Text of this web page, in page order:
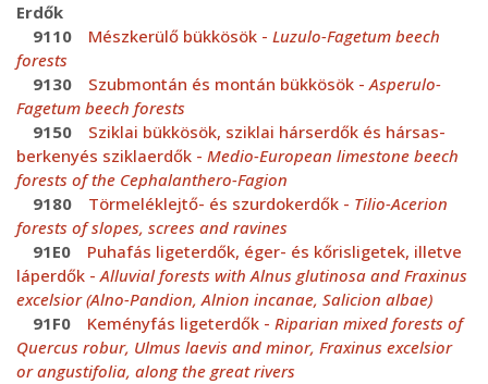
Erdők
9110
Mészkerülő bükkösök - Luzulo-Fagetum beech
forests
9130
Szubmontán és montán bükkösök -Asperulo-
Fagetum beech forests
9150
Sziklai bükkösök, sziklai hárserdők és hársas-
berkenyés sziklaerdők - Medio-European limestone beech
forests of the Cephalanthero-Fagion
9180
Törmeléklejtő- és szurdokerdők - Tilio-Acerion
forests of slopes, screes and ravines
91E0
Puhafás ligeterdők, éger- és kőrisligetek, illetve
láperdők -Alluvial forests with Alnus glutinosa and Fraxinus
excelsior (Alno-Pandion, Alnion incanae, Salicion albae)
91F0
Keményfás ligeterdők - Riparian mixed forests of
Quercus robur, Ulmus laevis and minor, Fraxinus excelsior
or angustifolia, along the great rivers